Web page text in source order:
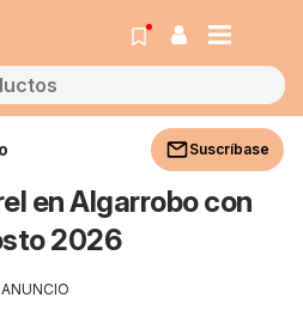
Suscríbase
en Algarrobo con
2026
ANUNCIO